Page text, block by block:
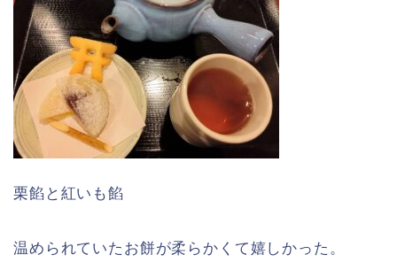
栗餡と紅いも餡
温められていたお餅が柔らかくて嬉しかった。